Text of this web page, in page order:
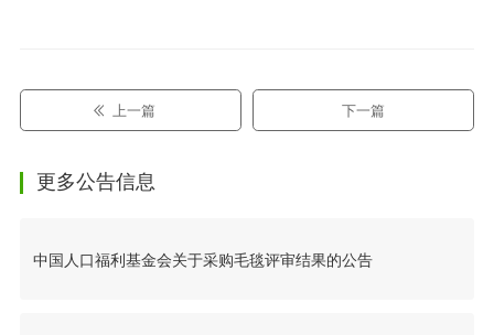
上一篇 下一篇
更多公告信息
中国人口福利基金会关于采购毛毯评审结果的公告